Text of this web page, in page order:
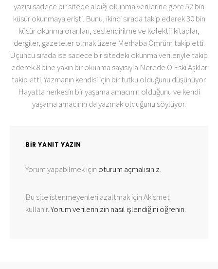
yazısı sadece bir sitede aldığı okunma verilerine göre 52 bin
küsür okunmaya erişti. Bunu, ikinci sırada takip ederek 30 bin
küsür okunma oranları, seslendirilme ve kolektif kitaplar,
dergiler, gazeteler olmak üzere Merhaba Ömrüm takip etti.
Üçüncü sırada ise sadece bir sitedeki okunma verileriyle takip
ederek 8 bine yakın bir okunma sayısıyla Nerede O Eski Aşklar
takip etti. Yazmanın kendisi için bir tutku olduğunu düşünüyor.
Hayatta herkesin bir yaşama amacının olduğunu ve kendi
yaşama amacının da yazmak olduğunu söylüyor.
BIR YANIT YAZIN
Yorum yapabilmek için oturum açmalısınız.
Bu site istenmeyenleri azaltmak için Akismet
kullanır.Yorum verilerinizin nasıl işlendiğini öğrenin.